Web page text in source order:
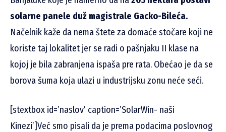
solarne panele duž magistrale Gacko-Bileća.
Načelnik kaže da nema štete za domaće stočare koji ne
koriste taj lokalitet jer se radi o pašnjaku II klase na
kojoj je bila zabranjena ispaša pre rata. Obećao je da se
borova šuma koja ulazi u industrijsku zonu neće seći.
[stextbox id=’naslov’ caption=’SolarWin- naši
Kinezi’]Već smo pisali da je prema podacima poslovnog